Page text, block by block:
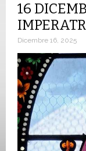
16
Dicembre 16, 2025